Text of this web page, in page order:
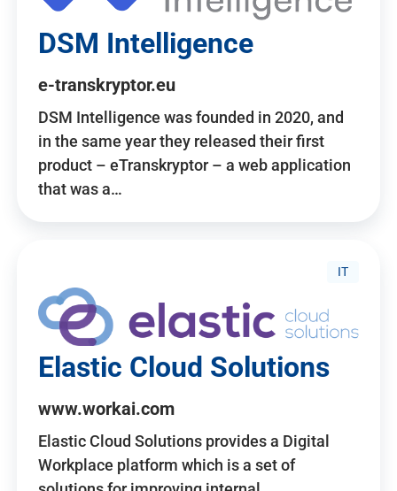
DSM Intelligence
e-transkryptor.eu
DSM Intelligence was founded in 2020, and
in the same year they released their first
product – eTranskryptor – a web application
that was a…
IT
Elastic Cloud Solutions
www.workai.com
Elastic Cloud Solutions provides a Digital
Workplace platform which is a set of